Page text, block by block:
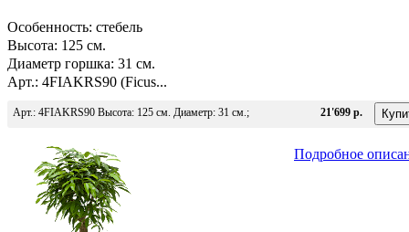
Особенность: стебель
Высота: 125 см.
Диаметр горшка: 31 см.
Арт.: 4FIAKRS90 (Ficus...
Арт.: 4FIAKRS90 Высота: 125 см. Диаметр: 31 см.; 21'699 р.
Подробное